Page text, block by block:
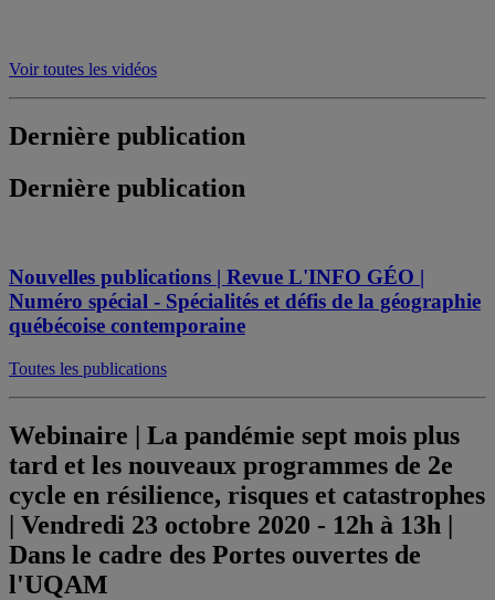
Voir toutes les vidéos
Dernière publication
Dernière publication
Nouvelles publications | Revue L'INFO GÉO |
Numéro spécial - Spécialités et défis de la géographie
québécoise contemporaine
Toutes les publications
Webinaire | La pandémie sept mois plus
tard et les nouveaux programmes de 2e
cycle en résilience, risques et catastrophes
| Vendredi 23 octobre 2020 - 12h à 13h |
Dans le cadre des Portes ouvertes de
l'UQAM